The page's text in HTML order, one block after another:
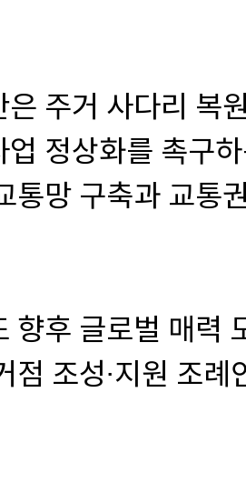
은 주거 사다리 복
정상화를 촉구
통망 구축과 교통
향후 글로벌 매력
점 조성·지원 조